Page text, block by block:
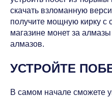
скачать взломанную
получите мощную кирку с
магазине монет за
алмазов.
УСТРОЙТЕ
В самом начале сможете